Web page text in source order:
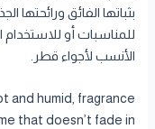
بثباتها الفائق
للمناسبات أو للاستخدام
الأنسب لأجواء قطر.
and humid, fragrance
that doesn’t fade in